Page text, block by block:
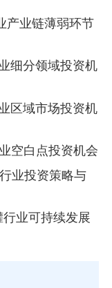
产业链薄弱环节
细分领域投资机
区域市场投资机
空白点投资机会
业投资策略与
业可持续发展